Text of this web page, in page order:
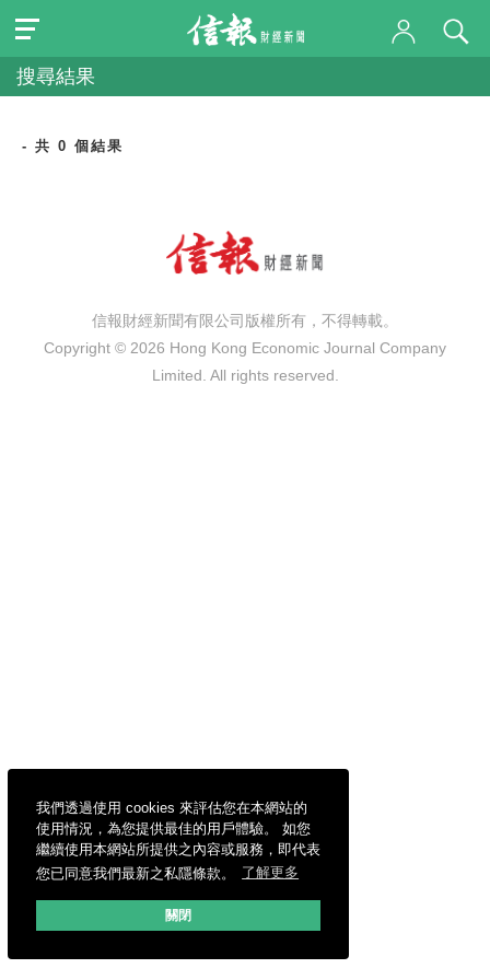
我們透過使用 cookies 來評估您在本網站的
使用情況，為您提供最佳的用戶體驗。 如您
繼續使用本網站所提供之內容或服務，即代表
您已同意我們最新之私隱條款。
了解更多
關閉
搜尋結果
- 共 0 個結果
信報財經新聞有限公司版權所有，不得轉載。
Copyright © 2026 Hong Kong Economic Journal Company
Limited. All rights reserved.